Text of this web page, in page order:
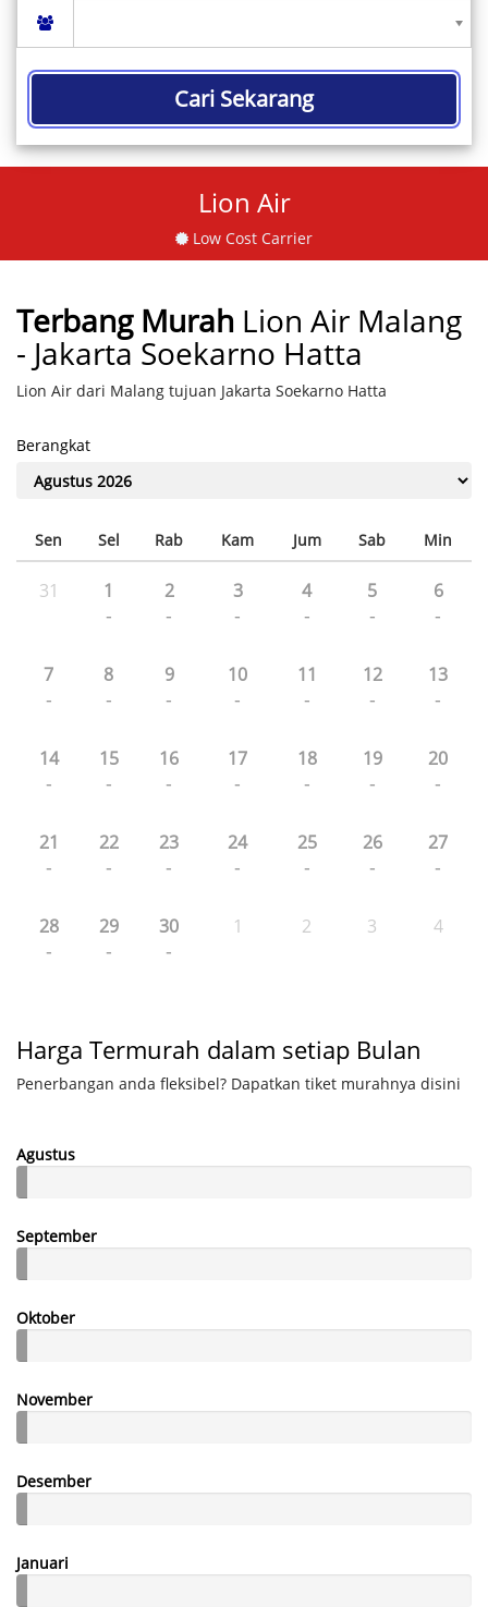
Cari Sekarang
Lion Air
Low Cost Carrier
Terbang Murah Lion Air Malang
- Jakarta Soekarno Hatta
Lion Air dari Malang tujuan Jakarta Soekarno Hatta
Berangkat
Sen Sel Rab Kam Jum Sab Min
31 1
-
2
-
3
-
4
-
5
-
6
-
7
-
8
-
9
-
10
-
11
-
12
-
13
-
14
-
15
-
16
-
17
-
18
-
19
-
20
-
21
-
22
-
23
-
24
-
25
-
26
-
27
-
28
-
29
-
30
-
1 2 3 4
Harga Termurah dalam setiap Bulan
Penerbangan anda fleksibel? Dapatkan tiket murahnya disini
Agustus
September
Oktober
November
Desember
Januari